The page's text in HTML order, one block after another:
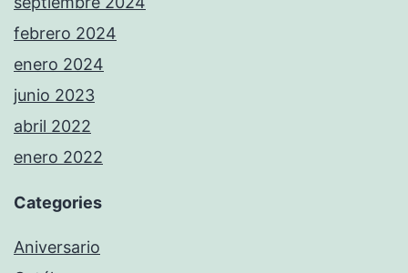
febrero 2024
enero 2024
junio 2023
abril 2022
enero 2022
Categories
Aniversario